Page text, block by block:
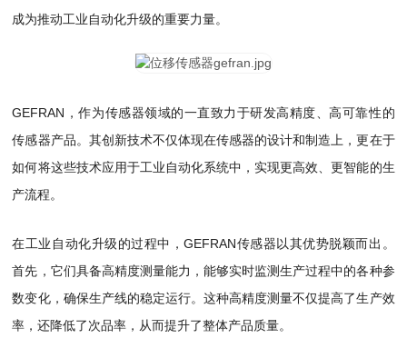
成为推动工业自动化升级的重要力量。
GEFRAN，作为传感器领域的一直致力于研发高精度、高可靠性的
传感器产品。其创新技术不仅体现在传感器的设计和制造上，更在于
如何将这些技术应用于工业自动化系统中，实现更高效、更智能的生
产流程。
在工业自动化升级的过程中，GEFRAN传感器以其优势脱颖而出。
首先，它们具备高精度测量能力，能够实时监测生产过程中的各种参
数变化，确保生产线的稳定运行。这种高精度测量不仅提高了生产效
率，还降低了次品率，从而提升了整体产品质量。